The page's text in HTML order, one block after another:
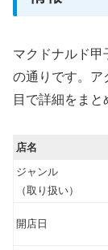
マクドナルド甲
の通りです。ア
目で詳細をまと
店名
ジャンル
（取り扱い）
開店日